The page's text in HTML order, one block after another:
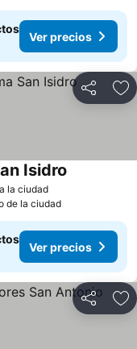
Ver precios
Compartir
la ciudad
Isidro
de la ciudad
Ver precios
Compartir